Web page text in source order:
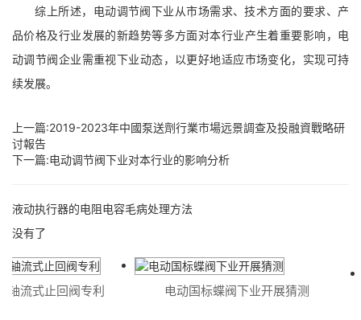
综上所述，电动调节阀下业从市场需求、技术方面的要求、产
品价格及行业发展的新趋势等多方面对本行业产生着重要影响，电
动调节阀企业需重视下业动态，以更好地适应市场变化，实现可持
续发展。
上一篇:2019-2023年中國泵送劑行業市場远景調查及投融資戰略研
讨報告
下一篇:电动调节阀下业对本行业的影响分析
液动执行器的电阻电容毛病处理方法
没有了
流式止回阀专利
电动国标蝶阀下业开展猜测